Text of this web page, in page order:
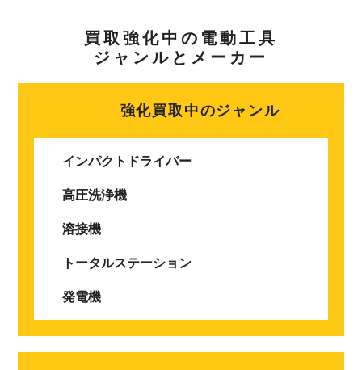
買取強化中の電動工具
ジャンルとメーカー
強化買取中のジャンル
インパクトドライバー
高圧洗浄機
溶接機
トータルステーション
発電機